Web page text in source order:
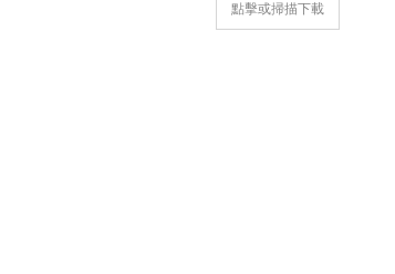
點擊或掃描下載